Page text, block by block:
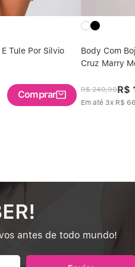
Tule Por Silvio
Comprar
Body Com
Cruz Marry
R$ 249,90R$
Em até 3x R$ 66
antes de todo mundo!